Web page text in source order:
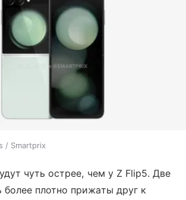
/ Smartprix
чуть острее, чем у Z Flip5. Две
более плотно прижаты друг к